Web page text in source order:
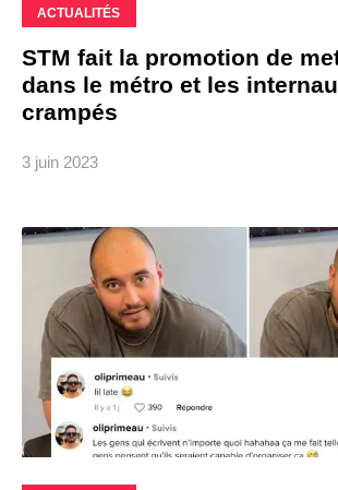
ACTUALITÉS
STM fait la promotion de
dans le métro et les
crampés
3 juin 2023